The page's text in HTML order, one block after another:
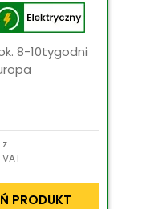
8-10tygodni
z
VAT
PRODUKT